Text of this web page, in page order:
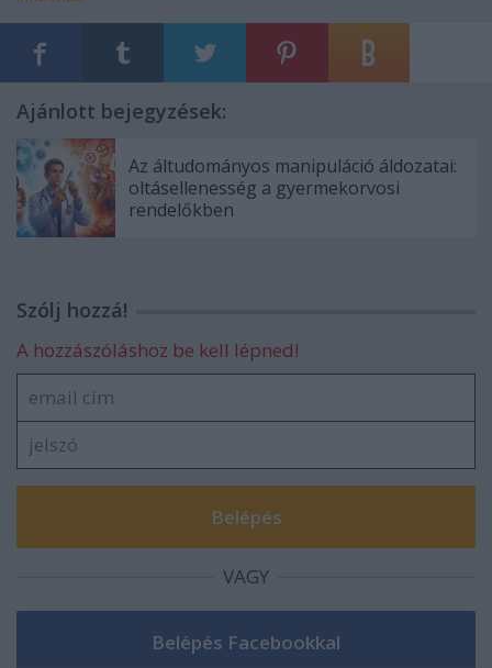
Ajánlott bejegyzések:
Az áltudományos manipuláció áldozatai:
oltásellenesség a gyermekorvosi
rendelőkben
Szólj hozzá!
A hozzászóláshoz be kell lépned!
VAGY